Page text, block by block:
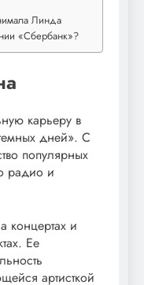
Линда
«Сбербанк»?
карьеру в
дней». С
популярных
радио и
концертах и
Ее
артисткой